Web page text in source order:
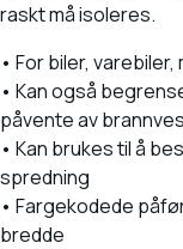
raskt må isoleres.
• For biler,
• Kan også
påvente av
• Kan brukes til å
spredning
• Fargekodede
bredde